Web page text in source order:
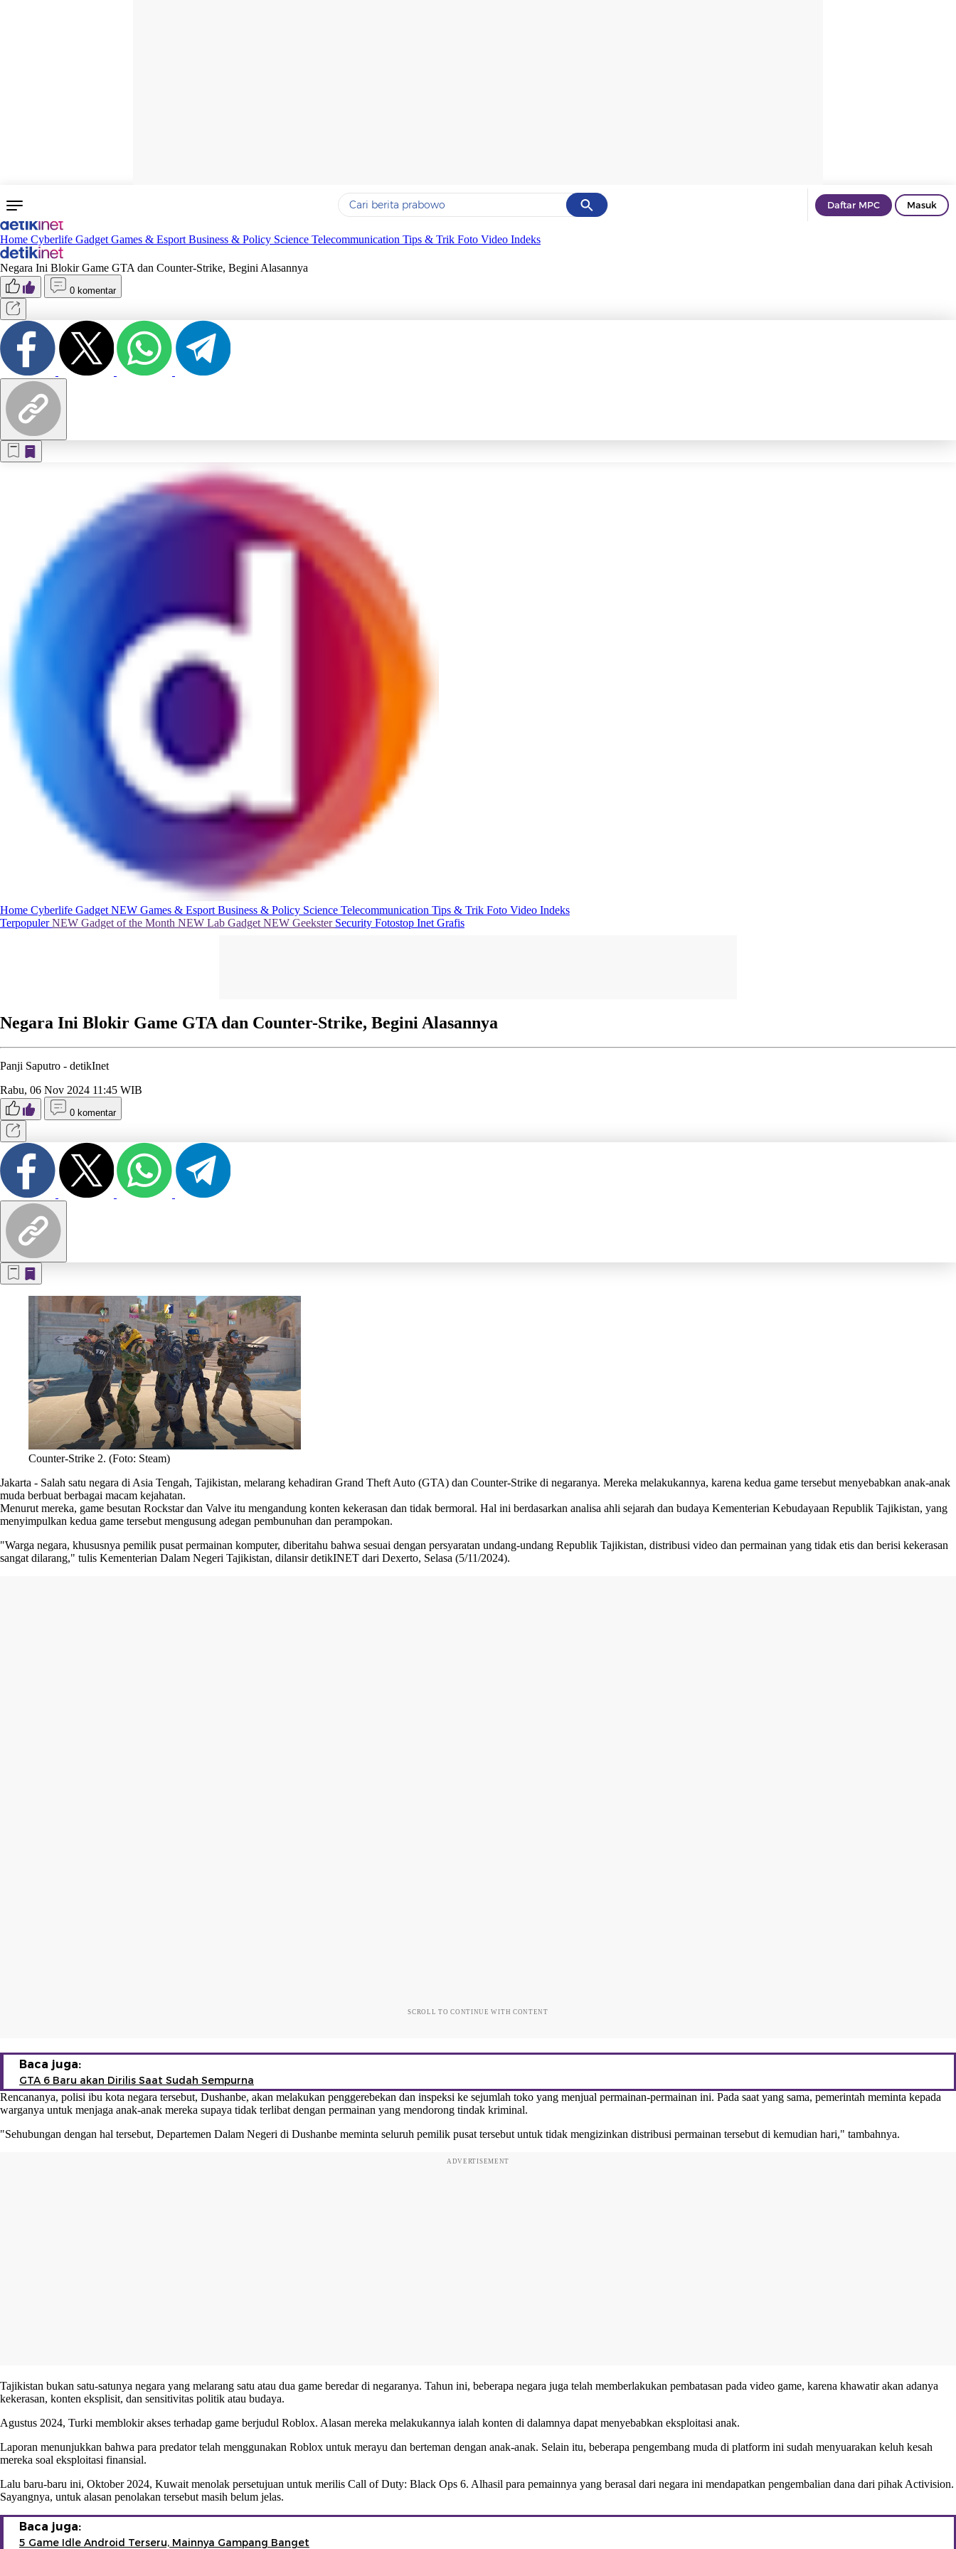
Cancel
Yang sedang ramai dicari
Terakhir yang dicari
Daftar MPC Masuk
Home Cyberlife Gadget Games & Esport Business & Policy Science Telecommunication Tips & Trik Foto Video Indeks
Negara Ini Blokir Game GTA dan Counter-Strike, Begini Alasannya
0 komentar
Home Cyberlife Gadget NEW Games & Esport Business & Policy Science Telecommunication Tips & Trik Foto Video Indeks
TerpopulerNEW Gadget of the Month NEW Lab Gadget NEW Geekster Security Fotostop Inet Grafis
Negara Ini Blokir Game GTA dan Counter-Strike, Begini Alasannya
Panji Saputro - detikInet
Rabu, 06 Nov 2024 11:45 WIB
0 komentar
Counter-Strike 2. (Foto: Steam)
Jakarta - Salah satu negara di Asia Tengah, Tajikistan, melarang kehadiran Grand Theft Auto (GTA) dan Counter-Strike di negaranya. Mereka melakukannya, karena kedua game tersebut menyebabkan anak-anak
muda berbuat berbagai macam kejahatan.
Menurut mereka, game besutan Rockstar dan Valve itu mengandung konten kekerasan dan tidak bermoral. Hal ini berdasarkan analisa ahli sejarah dan budaya Kementerian Kebudayaan Republik Tajikistan, yang
menyimpulkan kedua game tersebut mengusung adegan pembunuhan dan perampokan.
"Warga negara, khususnya pemilik pusat permainan komputer, diberitahu bahwa sesuai dengan persyaratan undang-undang Republik Tajikistan, distribusi video dan permainan yang tidak etis dan berisi kekerasan
sangat dilarang," tulis Kementerian Dalam Negeri Tajikistan, dilansirdetikINET dari Dexerto, Selasa (5/11/2024).
SCROLL TO CONTINUE WITH CONTENT
Baca juga:
GTA 6 Baru akan Dirilis Saat Sudah Sempurna
Rencananya, polisi ibu kota negara tersebut, Dushanbe, akan melakukan penggerebekan dan inspeksi ke sejumlah toko yang menjual permainan-permainan ini. Pada saat yang sama, pemerintah meminta kepada
warganya untuk menjaga anak-anak mereka supaya tidak terlibat dengan permainan yang mendorong tindak kriminal.
"Sehubungan dengan hal tersebut, Departemen Dalam Negeri di Dushanbe meminta seluruh pemilik pusat tersebut untuk tidak mengizinkan distribusi permainan tersebut di kemudian hari," tambahnya.
ADVERTISEMENT
Tajikistan bukan satu-satunya negara yang melarang satu atau dua game beredar di negaranya. Tahun ini, beberapa negara juga telah memberlakukan pembatasan pada video game, karena khawatir akan adanya
kekerasan, konten eksplisit, dan sensitivitas politik atau budaya.
Agustus 2024, Turki memblokir akses terhadap game berjudul Roblox. Alasan mereka melakukannya ialah konten di dalamnya dapat menyebabkan eksploitasi anak.
Laporan menunjukkan bahwa para predator telah menggunakan Roblox untuk merayu dan berteman dengan anak-anak. Selain itu, beberapa pengembang muda di platform ini sudah menyuarakan keluh kesah
mereka soal eksploitasi finansial.
Lalu baru-baru ini, Oktober 2024, Kuwait menolak persetujuan untuk merilis Call of Duty: Black Ops 6. Alhasil para pemainnya yang berasal dari negara ini mendapatkan pengembalian dana dari pihak Activision.
Sayangnya, untuk alasan penolakan tersebut masih belum jelas.
Baca juga:
5 Game Idle Android Terseru, Mainnya Gampang Banget